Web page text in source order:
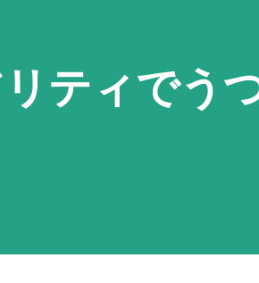
ティでう